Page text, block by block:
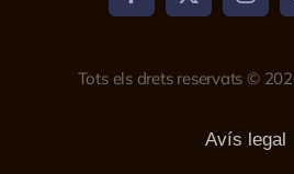
Tots els drets reservats ©
Avís legal